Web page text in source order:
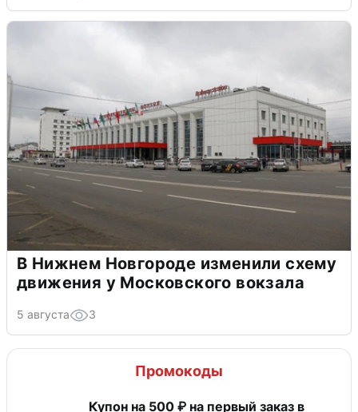
В Нижнем Новгороде изменили схему
движения у Московского вокзала
5 августа 3
Промокоды
Купон на 500 ₽ на первый заказ в